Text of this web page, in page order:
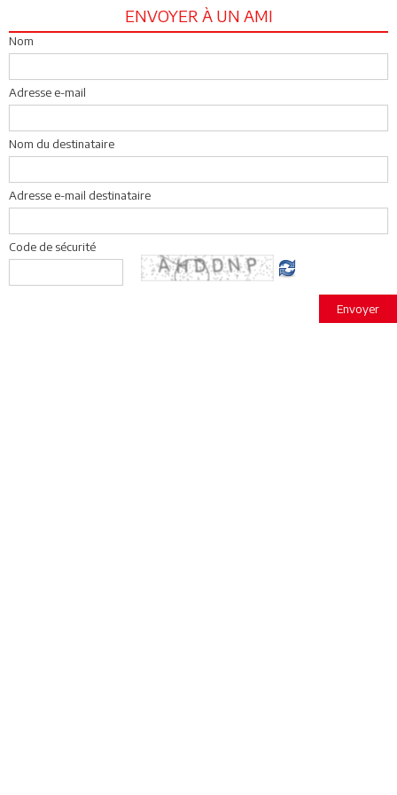
ENVOYER À UN AMI
Nom
Adresse e-mail
Nom du destinataire
Adresse e-mail destinataire
Code de sécurité
Envoyer